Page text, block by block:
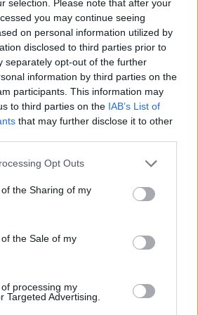
selection. Please note that after your
you may continue seeing
on personal information utilized by
disclosed to third parties prior to
separately opt-out of the further
information by third parties on the
participants. This information may
to third parties on the IAB’s List of
that may further disclose it to other
Opt Outs
the Sharing of my
the Sale of my
processing my
Targeted Advertising.
δρομολόγιο «γη -